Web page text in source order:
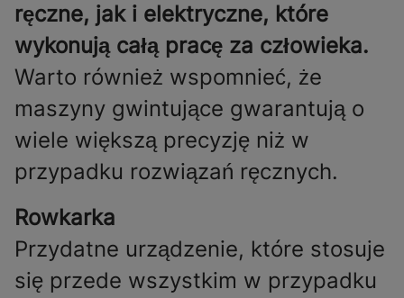
ręczne, jak i elektryczne, które
wykonują całą pracę za człowieka.
Warto również wspomnieć, że
maszyny gwintujące gwarantują o
wiele większą precyzję niż w
przypadku rozwiązań ręcznych.
Rowkarka
Przydatne urządzenie, które stosuje
się przede wszystkim w przypadku